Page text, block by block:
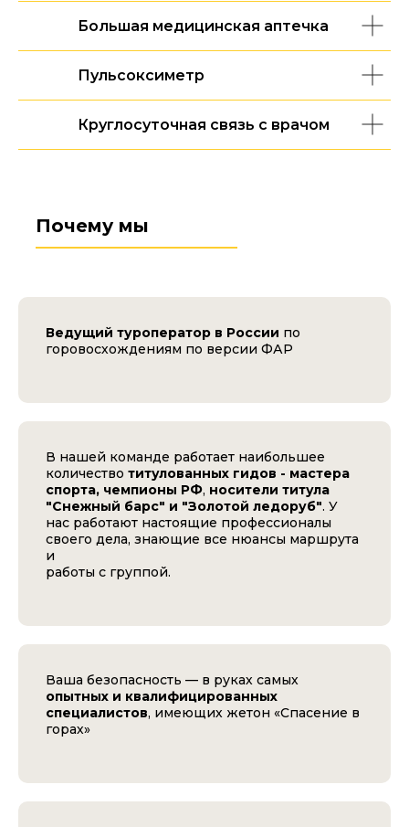
Большая медицинская аптечка
Пульсоксиметр
Круглосуточная связь с врачом
Почему мы
Ведущий туроператор в России по
горовосхождениям по версии ФАР
В нашей команде работает наибольшее
количество титулованных гидов - мастера
спорта, чемпионы РФ, носители титула
"Снежный барс" и "Золотой ледоруб". У
нас работают настоящие профессионалы
своего дела, знающие все нюансы маршрута
и
работы с группой.
Ваша безопасность — в руках самых
опытных и квалифицированных
специалистов, имеющих жетон «Спасение в
горах»